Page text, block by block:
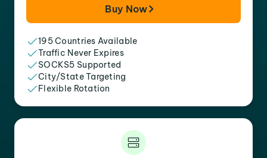
Buy Now
195 Countries Available
Traffic Never Expires
SOCKS5 Supported
City/State Targeting
Flexible Rotation